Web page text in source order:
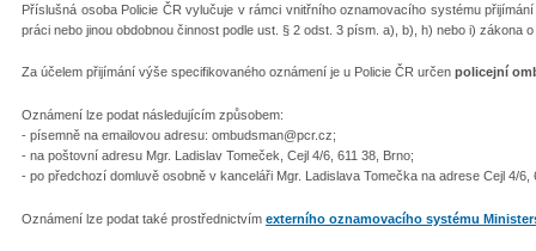
Příslušná osoba Policie ČR vylučuje v rámci vnitřního oznamovacího systému
práci nebo jinou obdobnou činnost podle ust. § 2 odst. 3 písm. a), b), h) nebo i) zákona
Za účelem přijímání výše specifikovaného oznámení je u Policie ČR určen policejní
Oznámení lze podat následujícím způsobem:
- písemně na emailovou adresu: ombudsman@pcr.cz;
- na poštovní adresu Mgr. Ladislav Tomeček, Cejl 4/6, 611 38, Brno;
- po předchozí domluvě osobně v kanceláři Mgr. Ladislava Tomečka na adrese Cejl 4/6,
Oznámení lze podat také prostřednictvím externího oznamovacího systému